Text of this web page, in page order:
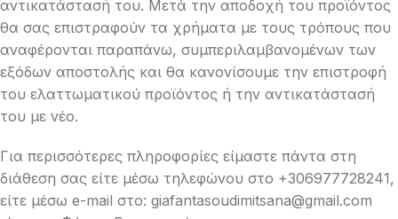
αντικατάστασή του. Μετά την αποδοχή του προϊόντος
θα σας επιστραφούν τα χρήματα με τους τρόπους που
αναφέρονται παραπάνω, συμπεριλαμβανομένων των
εξόδων αποστολής και θα κανονίσουμε την επιστροφή
του ελαττωματικού προϊόντος ή την αντικατάστασή
του με νέο.
Για περισσότερες πληροφορίες είμαστε πάντα στη
διάθεση σας είτε μέσω τηλεφώνου στο +306977728241,
είτε μέσω e-mail στο: giafantasoudimitsana@gmail.com